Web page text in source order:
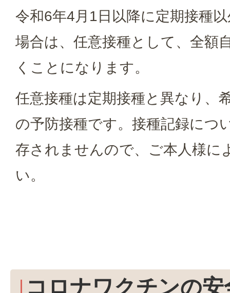
令和6年4月1日以降に定期接種
場合は、任意接種として、全額
くことになります。
任意接種は定期接種と異なり、
の予防接種です。接種記録につ
存されませんので、ご本人様に
い。
コロナワクチンの